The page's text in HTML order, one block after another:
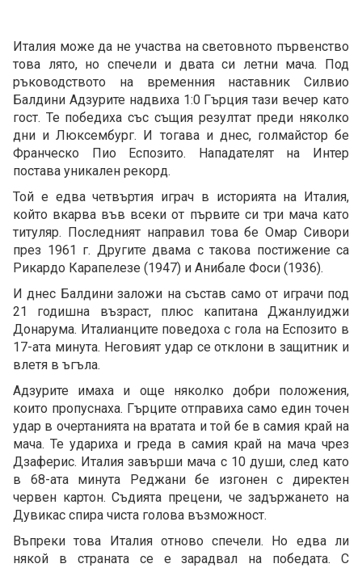
Италия може да не участва на световното първенство
това лято, но спечели и двата си летни мача. Под
ръководството на временния наставник Силвио
Балдини Адзурите надвиха 1:0 Гърция тази вечер като
гост. Те победиха със същия резултат преди няколко
дни и Люксембург. И тогава и днес, голмайстор бе
Франческо Пио Еспозито. Нападателят на Интер
постава уникален рекорд.
Той е едва четвъртия играч в историята на Италия,
който вкарва във всеки от първите си три мача като
титуляр. Последният направил това бе Омар Сивори
през 1961 г. Другите двама с такова постижение са
Рикардо Карапелезе (1947) и Анибале Фоси (1936).
И днес Балдини заложи на състав само от играчи под
21 годишна възраст, плюс капитана Джанлуиджи
Донарума. Италианците поведоха с гола на Еспозито в
17-ата минута. Неговият удар се отклони в защитник и
влетя в ъгъла.
Адзурите имаха и още няколко добри положения,
които пропуснаха. Гърците отправиха само един точен
удар в очертанията на вратата и той бе в самия край на
мача. Те удариха и греда в самия край на мача чрез
Дзаферис. Италия завърши мача с 10 души, след като
в 68-ата минута Реджани бе изгонен с директен
червен картон. Съдията прецени, че задържането на
Дувикас спира чиста голова възможност.
Въпреки това Италия отново спечели. Но едва ли
някой в страната се е зарадвал на победата. С